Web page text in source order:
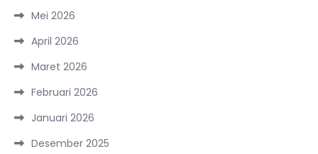
Mei 2026
April 2026
Maret 2026
Februari 2026
Januari 2026
Desember 2025